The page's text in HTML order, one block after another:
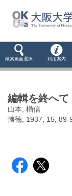
検索画面選択 利用案内
編輯を終へて
山本, 楢信
懐徳, 1937, 15, 89-